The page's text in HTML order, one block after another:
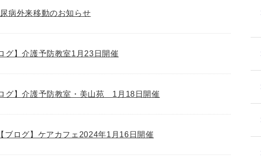
病外来移動のお知らせ
グ】介護予防教室1月23日開催
グ】介護予防教室・美山苑 1月18日開催
【ブログ】ケアカフェ2024年1月16日開催